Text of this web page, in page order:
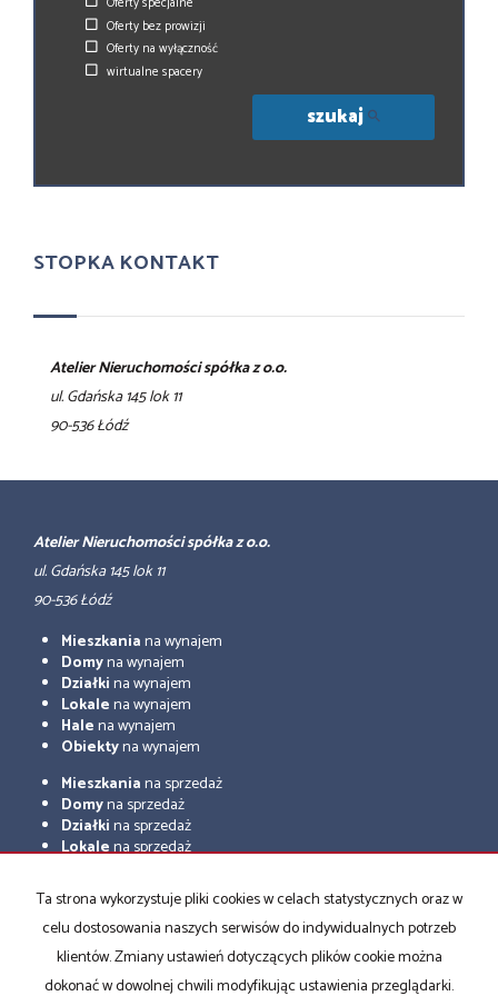
Oferty bez prowizji
Oferty na wyłączność
wirtualne spacery
szukaj
STOPKA KONTAKT
Atelier Nieruchomości spółka z o.o.
ul. Gdańska 145 lok 11
90-536 Łódź
Atelier Nieruchomości spółka z o.o.
ul. Gdańska 145 lok 11
90-536 Łódź
Mieszkaniana wynajem
Domyna wynajem
Działkina wynajem
Lokalena wynajem
Halena wynajem
Obiektyna wynajem
Mieszkaniana sprzedaż
Domyna sprzedaż
Działkina sprzedaż
Lokalena sprzedaż
Obiektyna sprzedaż
Strona główna Sprzedaż Wynajem Kup Sprzedaj Kontakt Rodo
Certyfikaty
Ta strona wykorzystuje pliki cookies w celach statystycznych oraz w
celu dostosowania naszych serwisów do indywidualnych potrzeb
klientów. Zmiany ustawień dotyczących plików cookie można
dokonać w dowolnej chwili modyfikując ustawienia przeglądarki.